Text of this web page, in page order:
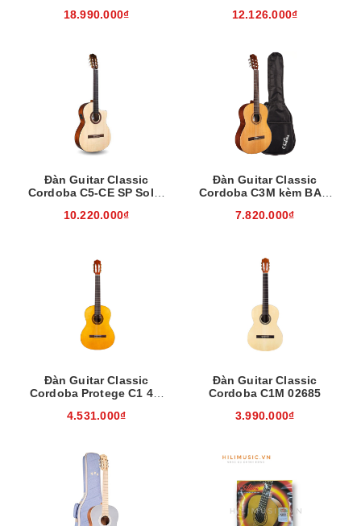
18.990.000₫
12.126.000₫
Đàn Guitar Classic
Cordoba C5-CE SP Solid
10.220.000₫
Đàn Guitar Classic
Cordoba C3M kèm BAG
7.820.000₫
Đàn Guitar Classic
Cordoba Protege C1 4/4
4.531.000₫
Đàn Guitar Classic
Cordoba C1M 02685
3.990.000₫